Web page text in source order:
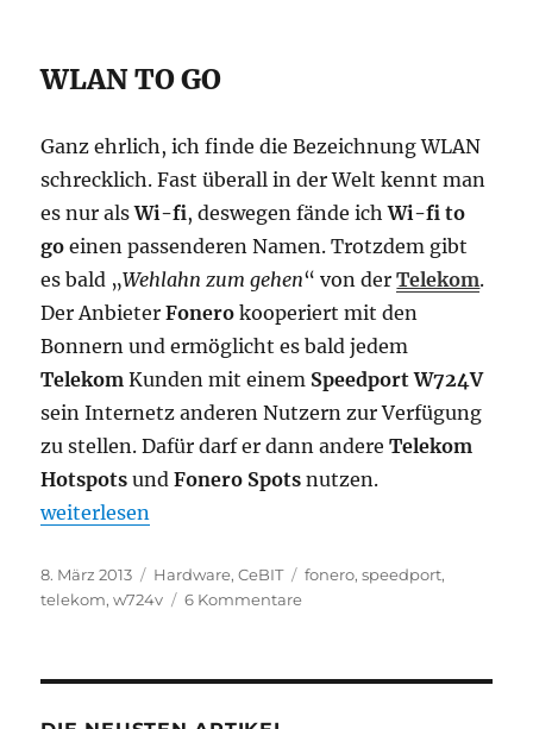
WLAN TO GO
Ganz ehrlich, ich finde die Bezeichnung WLAN
schrecklich. Fast überall in der Welt kennt man
es nur alsWi-fi, deswegen fände ichWi-fi to
go einen passenderen Namen. Trotzdem gibt
es bald „Wehlahn zum gehen“ von derTelekom.
Der AnbieterFonero kooperiert mit den
Bonnern und ermöglicht es bald jedem
Telekom Kunden mit einem Speedport W724V
sein Internetz anderen Nutzern zur Verfügung
zu stellen. Dafür darf er dann andereTelekom
Hotspots undFonero Spots nutzen.
„Telekom Speedport W724V und WLAN TO GO“
weiterlesen
Veröffentlicht
am
8. März 2013 Kategorien
Hardware,CeBIT Schlagwörter
fonero,speedport,
telekom,w724v 6 Kommentarezu